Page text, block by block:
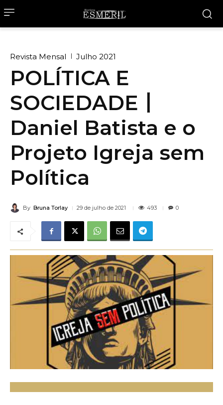
Revista Mensal Julho 2021
POLÍTICA E
SOCIEDADE丨
Daniel Batista e o
Projeto Igreja sem
Política
By Bruna Torlay 29 de julho de 2021 493 0